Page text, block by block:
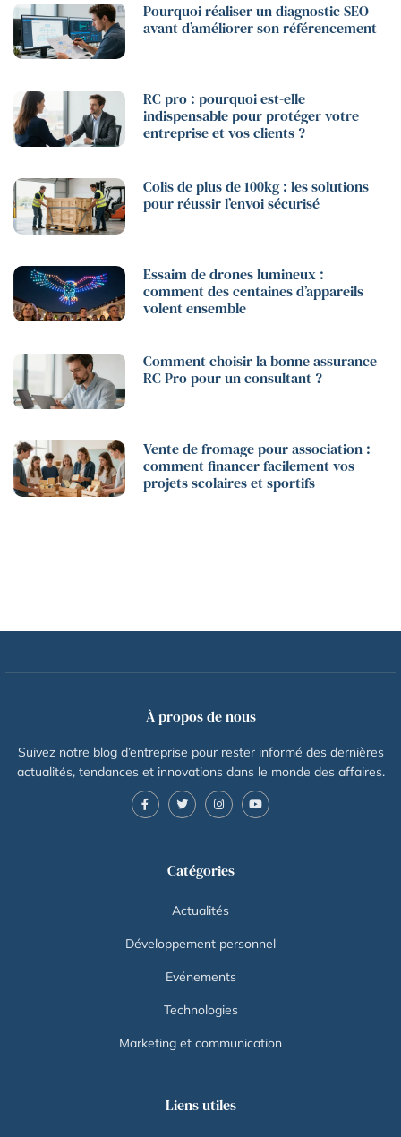
Pourquoi réaliser un diagnostic SEO
avant d’améliorer son référencement
RC pro : pourquoi est-elle
indispensable pour protéger votre
entreprise et vos clients ?
Colis de plus de 100kg : les solutions
pour réussir l’envoi sécurisé
Essaim de drones lumineux :
comment des centaines d’appareils
volent ensemble
Comment choisir la bonne assurance
RC Pro pour un consultant ?
Vente de fromage pour association :
comment financer facilement vos
projets scolaires et sportifs
À propos de nous
Suivez notre blog d’entreprise pour rester informé des dernières
actualités, tendances et innovations dans le monde des affaires.
Catégories
Actualités
Développement personnel
Evénements
Technologies
Marketing et communication
Liens utiles